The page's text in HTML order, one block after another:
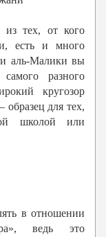
тех, от кого
есть и много
аль-Малики вы
разного
кругозор
образец для тех,
школой или
в отношении
ведь это